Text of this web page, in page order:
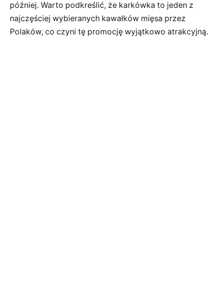
później. Warto podkreślić, że karkówka to jeden z
najczęściej wybieranych kawałków mięsa przez
Polaków, co czyni tę promocję wyjątkowo atrakcyjną.